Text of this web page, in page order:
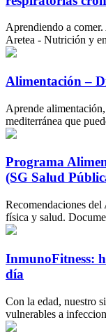
Aprendiendo a
Aretea - Nutrición y
Alimentación –
Aprende
mediterránea que
Programa
(SG Salud
Recomendaciones
física y salud.
InmunoFitness:
día
Con la edad, nuestro
vulnerables a